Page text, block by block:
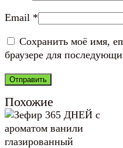
Email *
Сохранить моё имя,
браузере для
Похожие